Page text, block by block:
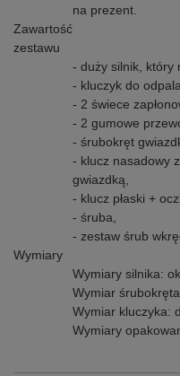
na prezent.
Zawartość
zestawu
- duży silnik, który
- kluczyk do
- 2 świece
- 2 gumowe
- śrubokręt
- klucz nasadowy
gwiazdką,
- klucz płaski +
- śruba,
- zestaw śrub
Wymiary
Wymiary silnika:
Wymiar
Wymiar kluczyka:
Wymiary